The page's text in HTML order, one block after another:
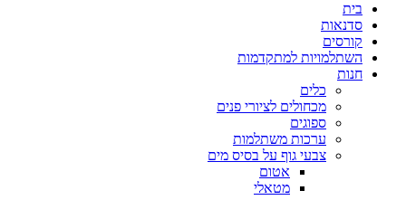
בית
סדנאות
קורסים
השתלמויות למתקדמות
חנות
כלים
מכחולים לציורי פנים
ספוגים
ערכות משתלמות
צבעי גוף על בסיס מים
אטום
מטאלי